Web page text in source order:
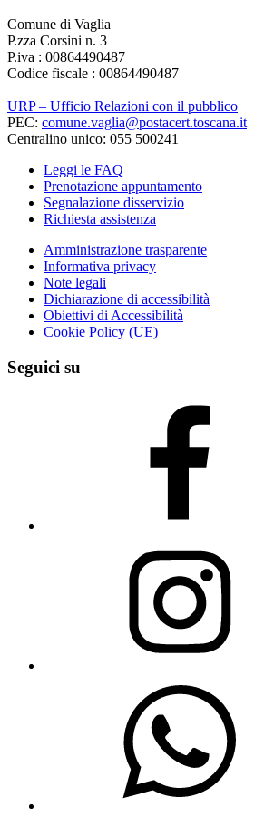
Comune di Vaglia
P.zza Corsini n. 3
P.iva : 00864490487
Codice fiscale : 00864490487
URP – Ufficio Relazioni con il pubblico
PEC: comune.vaglia@postacert.toscana.it
Centralino unico: 055 500241
Leggi le FAQ
Prenotazione appuntamento
Segnalazione disservizio
Richiesta assistenza
Amministrazione trasparente
Informativa privacy
Note legali
Dichiarazione di accessibilità
Obiettivi di Accessibilità
Cookie Policy (UE)
Seguici su